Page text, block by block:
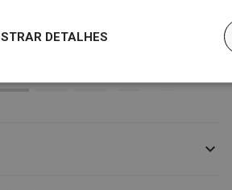
disponíveis!

DETALHES